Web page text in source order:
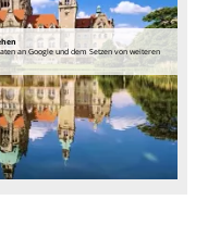
an Google und dem Setzen von weiteren